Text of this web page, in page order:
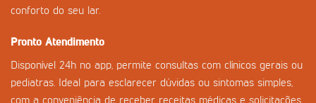
conforto do seu lar.
Pronto Atendimento
Disponível 24h no app, permite consultas com clínicos gerais ou
pediatras. Ideal para esclarecer dúvidas ou sintomas simples,